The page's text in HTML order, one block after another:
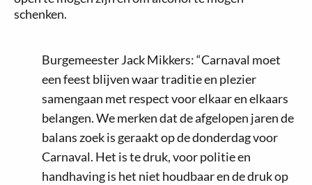
schenken.
Burgemeester Jack Mikkers: “Carnaval moet
een feest blijven waar traditie en plezier
samengaan met respect voor elkaar en elkaars
belangen. We merken dat de afgelopen jaren de
balans zoek is geraakt op de donderdag voor
Carnaval. Het is te druk, voor politie en
handhaving is het niet houdbaar en de druk op